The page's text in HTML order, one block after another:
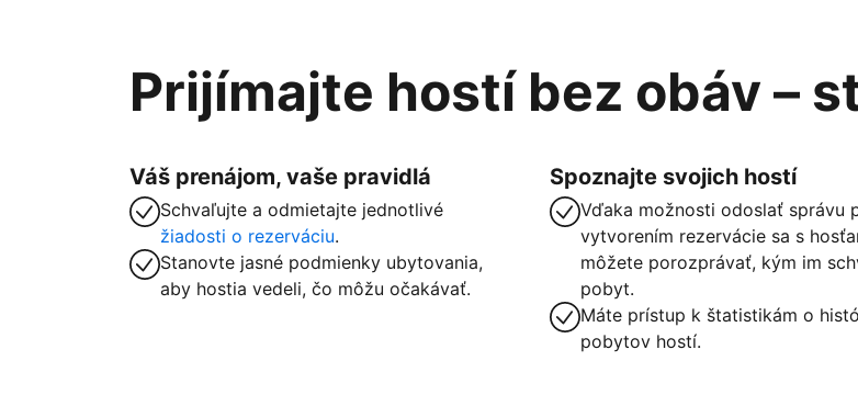
Prijímajte hostí bez obáv –
Váš prenájom, vaše pravidlá
Schvaľujte a odmietajte jednotlivé
žiadosti o rezerváciu.
Stanovte jasné podmienky ubytovania,
aby hostia vedeli, čo môžu očakávať.
Spoznajte svojich hostí
Vďaka možnosti odoslať správu
vytvorením rezervácie sa s
môžete porozprávať, kým im
pobyt.
Máte prístup k štatistikám o
pobytov hostí.